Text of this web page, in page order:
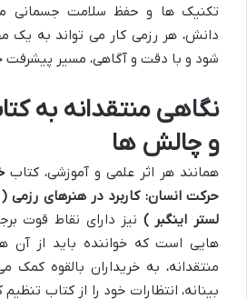
تکنیک ها و حفظ سلامت جسمانی ما
دانش، هر رزمی کار می تواند به
شود و با دقت و آگاهی، مسیر پیشرفت
نگاهی منتقدانه به
و چالش ها
همانند هر اثر علمی و آموزشی، کتاب
حرکت انسان: کاربرد در هنرهای رزمی
لستر اینگبر ) نیز دارای نقاط قوت
هایی است که خواننده باید از آن
منتقدانه، به خریداران بالقوه کمک
بینانه، انتظارات خود را از کتاب